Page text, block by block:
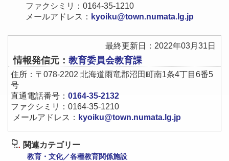
ファクシミリ：0164-35-1210
メールアドレス： kyoiku@town.numata.lg.jp
最終更新日：2022年03月31日
情報発信元： 教育委員会教育課
住所：〒078-2202 北海道雨竜郡沼田町南1条4丁目6番5
号
直通電話番号： 0164-35-2132
ファクシミリ：0164-35-1210
メールアドレス： kyoiku@town.numata.lg.jp
関連カテゴリー
教育・文化／各種教育関係施設